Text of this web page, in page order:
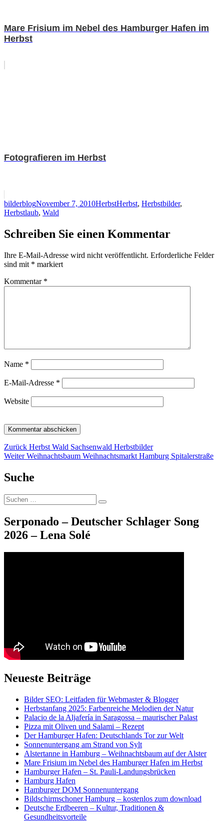
Mare Frisium im Nebel des Hamburger Hafen im
Herbst
Fotografieren im Herbst
Autor
bilderblogVeröffentlicht
am
November 7, 2010Kategorien
HerbstSchlagwörter
Herbst, Herbstbilder,
Herbstlaub, Wald
Schreiben Sie einen Kommentar
Ihre E-Mail-Adresse wird nicht veröffentlicht. Erforderliche Felder
sind mit * markiert
Kommentar *
Name *
E-Mail-Adresse *
Website
Beitragsnavigation
Zurück Vorheriger
Beitrag:
Herbst Wald Sachsenwald Herbstbilder
Weiter Nächster
Weihnachtsbaum Weihnachtsmarkt Hamburg Spitalerstraße
Suche
Suche
nach:
Suchen
Serponado – Deutscher Schlager Song
2026 – Lena Solé
Neueste Beiträge
Bilder SEO: Leitfaden für Webmaster & Blogger
Herbstanfang 2025: Farbenreiche Melodien der Natur
Palacio de la Aljafería in Saragossa – maurischer Palast
Pizza mit Oliven und Salami – Rezept
Der Hamburger Hafen: Deutschlands Tor zur Welt
Sonnenuntergang am Strand von Sylt
Alstertanne in Hamburg – Weihnachtsbaum auf der Alster
Mare Frisium im Nebel des Hamburger Hafen im Herbst
Hamburger Hafen – St. Pauli-Landungsbrücken
Hamburg Hafen
Hamburger DOM Sonnenuntergang
Bildschirmschoner Hamburg – kostenlos zum download
Deutsche Erdbeeren – Kultur, Traditionen &
Gesundheitsvorteile